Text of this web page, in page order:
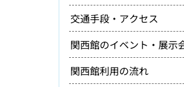
交通手段・アクセス
関西館のイベント・展示
関西館利用の流れ